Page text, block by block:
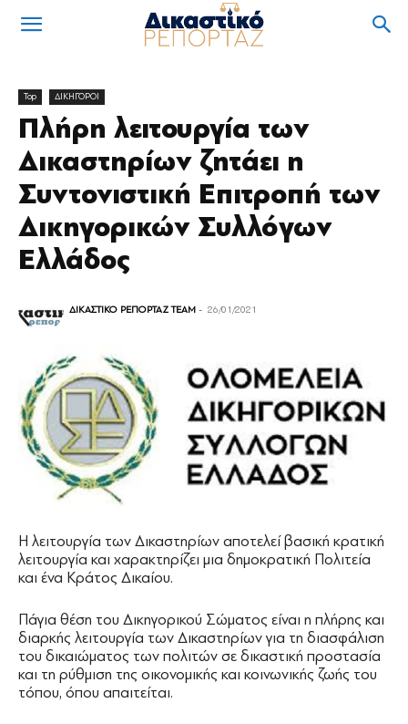
Top ΔΙΚΗΓΟΡΟΙ
Πλήρη λειτουργία των
Δικαστηρίων ζητάει η
Συντονιστική Επιτροπή των
Δικηγορικών Συλλόγων
Ελλάδος
ΔΙΚΑΣΤΙΚΟ ΡΕΠΟΡΤΑΖ TEAM - 26/01/2021
Η λειτουργία των Δικαστηρίων αποτελεί βασική κρατική
λειτουργία και χαρακτηρίζει μια δημοκρατική Πολιτεία
και ένα Κράτος Δικαίου.
Πάγια θέση του Δικηγορικού Σώματος είναι η πλήρης και
διαρκής λειτουργία των Δικαστηρίων για τη διασφάλιση
του δικαιώματος των πολιτών σε δικαστική προστασία
και τη ρύθμιση της οικονομικής και κοινωνικής ζωής του
τόπου, όπου απαιτείται.